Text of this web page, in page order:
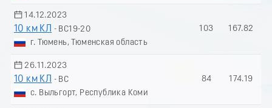
14.12.2023
10 км КЛ
- ВС19-20
г. Тюмень, Тюменская область
103 167.82
26.11.2023
10 км КЛ
- ВС
с. Выльгорт, Республика Коми
84 174.19